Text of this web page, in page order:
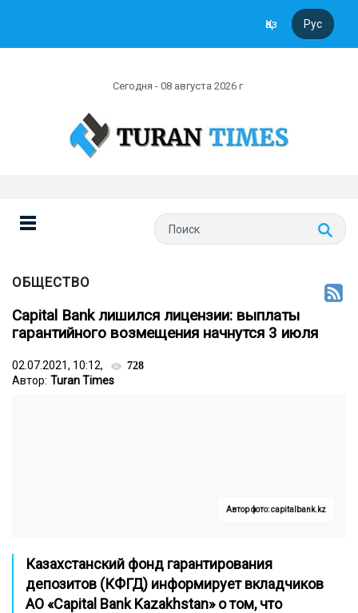
Қаз Рус
Сегодня - 08 августа 2026 г
ОБЩЕСТВО
Capital Bank лишился лицензии: выплаты
гарантийного возмещения начнутся 3 июля
02.07.2021, 10:12, 728
Автор: Turan Times
Автор фото: capitalbank.kz
Казахстанский фонд гарантирования
депозитов (КФГД) информирует вкладчиков
АО «Capital Bank Kazakhstan» о том, что